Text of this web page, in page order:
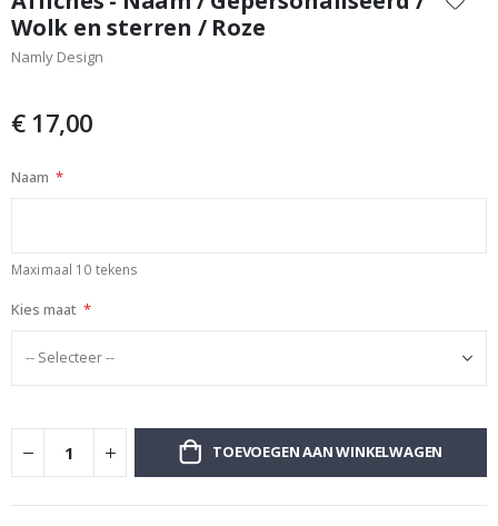
het
begin
van
gallerij
Wolk en sterren / Roze
Namly Design
€ 17,00
Naam
Maximaal 10 tekens
Kies maat
TOEVOEGEN AAN WINKELWAGEN